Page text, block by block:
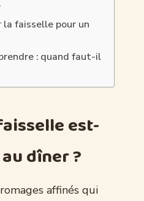
faisselle pour un
: quand faut-il
est-
dîner ?
affinés qui